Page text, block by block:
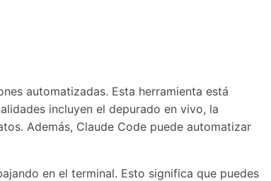
automatizadas. Esta herramienta está
incluyen el depurado en vivo, la
Además, Claude Code puede automatizar
en el terminal. Esto significa que puedes